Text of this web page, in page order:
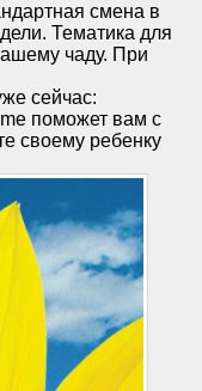
смена в
Тематика для
чаду. При
сейчас:
поможет вам с
своему ребенку